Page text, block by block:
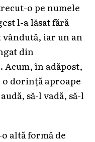
o pe numele
l-a lăsat fără
vândută, iar un an
din
în adăpost,
dorință aproape
să-l vadă, să-l
altă formă de